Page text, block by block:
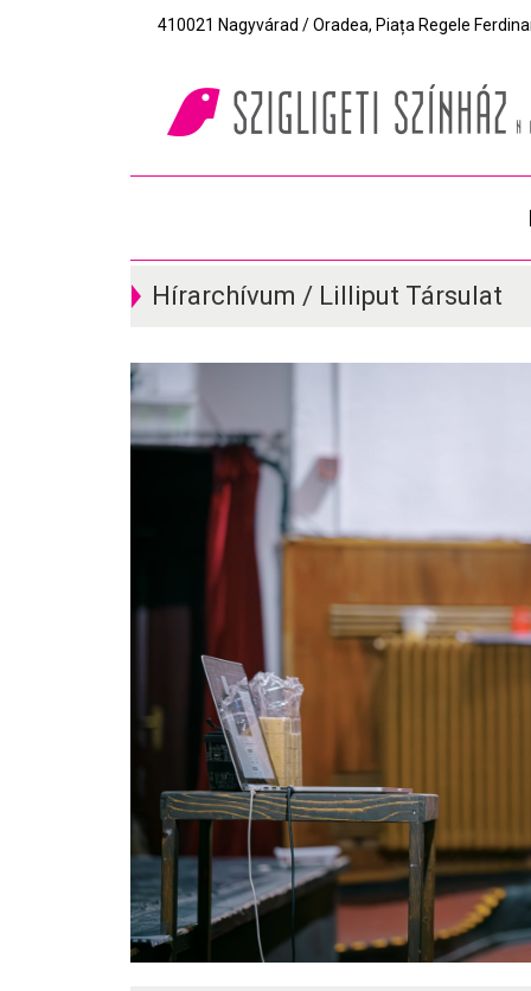
410021 Nagyvárad / Oradea, Piața Regele
Hírarchívum / Lilliput Társulat